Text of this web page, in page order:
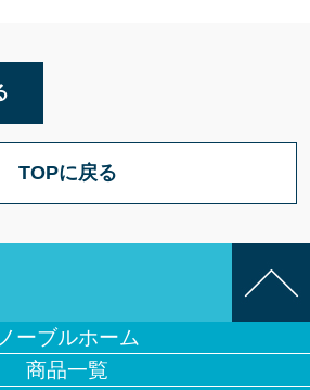
TOPに戻る
ノーブルホーム
商品一覧